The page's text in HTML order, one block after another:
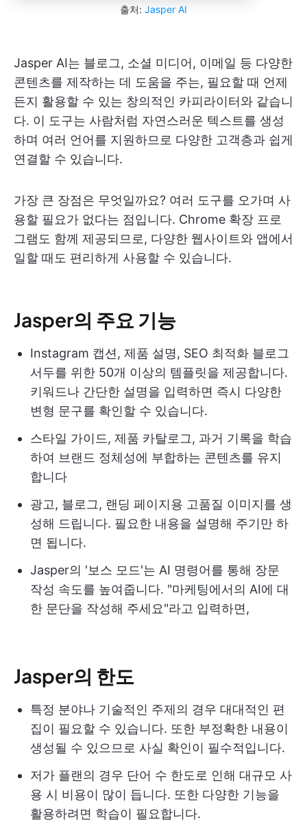
출처: Jasper AI
Jasper AI는 블로그, 소셜 미디어, 이메일 등 다양한
콘텐츠를 제작하는 데 도움을 주는, 필요할 때 언제
든지 활용할 수 있는 창의적인 카피라이터와 같습니
다. 이 도구는 사람처럼 자연스러운 텍스트를 생성
하며 여러 언어를 지원하므로 다양한 고객층과 쉽게
연결할 수 있습니다.
가장 큰 장점은 무엇일까요? 여러 도구를 오가며 사
용할 필요가 없다는 점입니다. Chrome 확장 프로
그램도 함께 제공되므로, 다양한 웹사이트와 앱에서
일할 때도 편리하게 사용할 수 있습니다.
Jasper의 주요 기능
Instagram 캡션, 제품 설명, SEO 최적화 블로그
서두를 위한 50개 이상의 템플릿을 제공합니다.
키워드나 간단한 설명을 입력하면 즉시 다양한
변형 문구를 확인할 수 있습니다.
스타일 가이드, 제품 카탈로그, 과거 기록을 학습
하여 브랜드 정체성에 부합하는 콘텐츠를 유지
합니다
광고, 블로그, 랜딩 페이지용 고품질 이미지를 생
성해 드립니다. 필요한 내용을 설명해 주기만 하
면 됩니다.
Jasper의 '보스 모드'는 AI 명령어를 통해 장문
작성 속도를 높여줍니다. "마케팅에서의 AI에 대
한 문단을 작성해 주세요"라고 입력하면,
Jasper의 한도
특정 분야나 기술적인 주제의 경우 대대적인 편
집이 필요할 수 있습니다. 또한 부정확한 내용이
생성될 수 있으므로 사실 확인이 필수적입니다.
저가 플랜의 경우 단어 수 한도로 인해 대규모 사
용 시 비용이 많이 듭니다. 또한 다양한 기능을
활용하려면 학습이 필요합니다.